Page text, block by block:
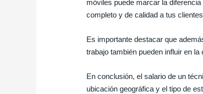
móviles puede marcar la
completo y de calidad a tus
Es importante destacar que
trabajo también pueden influir en
En conclusión, el salario de un
ubicación geográfica y el tipo de